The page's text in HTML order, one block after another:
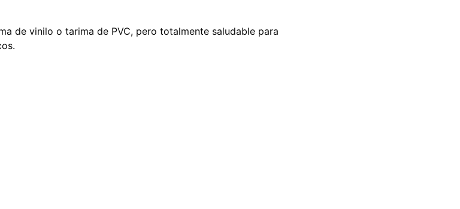
de vinilo o tarima de PVC, pero totalmente saludable para